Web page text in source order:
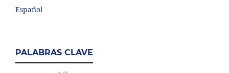
Español
PALABRAS CLAVE